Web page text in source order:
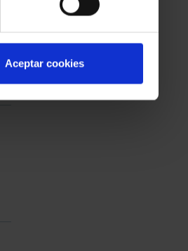
Aceptar cookies